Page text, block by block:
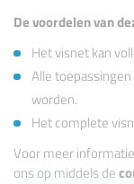
De voordelen van
Het visnet kan
Alle
worden.
Het complete
Voor meer
ons op middels de